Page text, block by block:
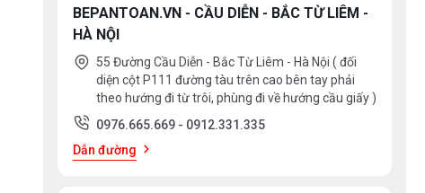
BEPANTOAN.VN - CẦU DIỄN - BẮC TỪ LIÊM -
HÀ NỘI
55 Đường Cầu Diễn - Bắc Từ Liêm - Hà Nội ( đối
diện cột P111 đường tàu trên cao bên tay phải
theo hướng đi từ trôi, phùng đi về hướng cầu giấy )
0976.665.669 - 0912.331.335
Dẫn đường